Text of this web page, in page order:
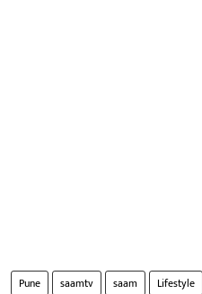
Pune saamtv saam Lifestyle